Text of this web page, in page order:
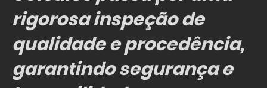
rigorosa inspeção de
qualidade e procedência,
garantindo segurança e